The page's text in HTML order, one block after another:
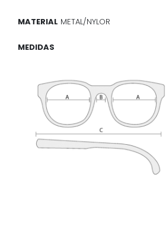
MATERIAL METAL/NYLOR
MEDIDAS